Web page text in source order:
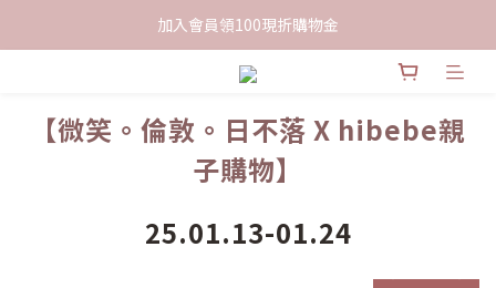
限時下單送餅乾乙包，滿$999免運
加入會員領100現折購物金
限時下單送餅乾乙包，滿$999免運
【微笑。倫敦。日不落 X hibebe親
子購物】
25.01.13-01.24